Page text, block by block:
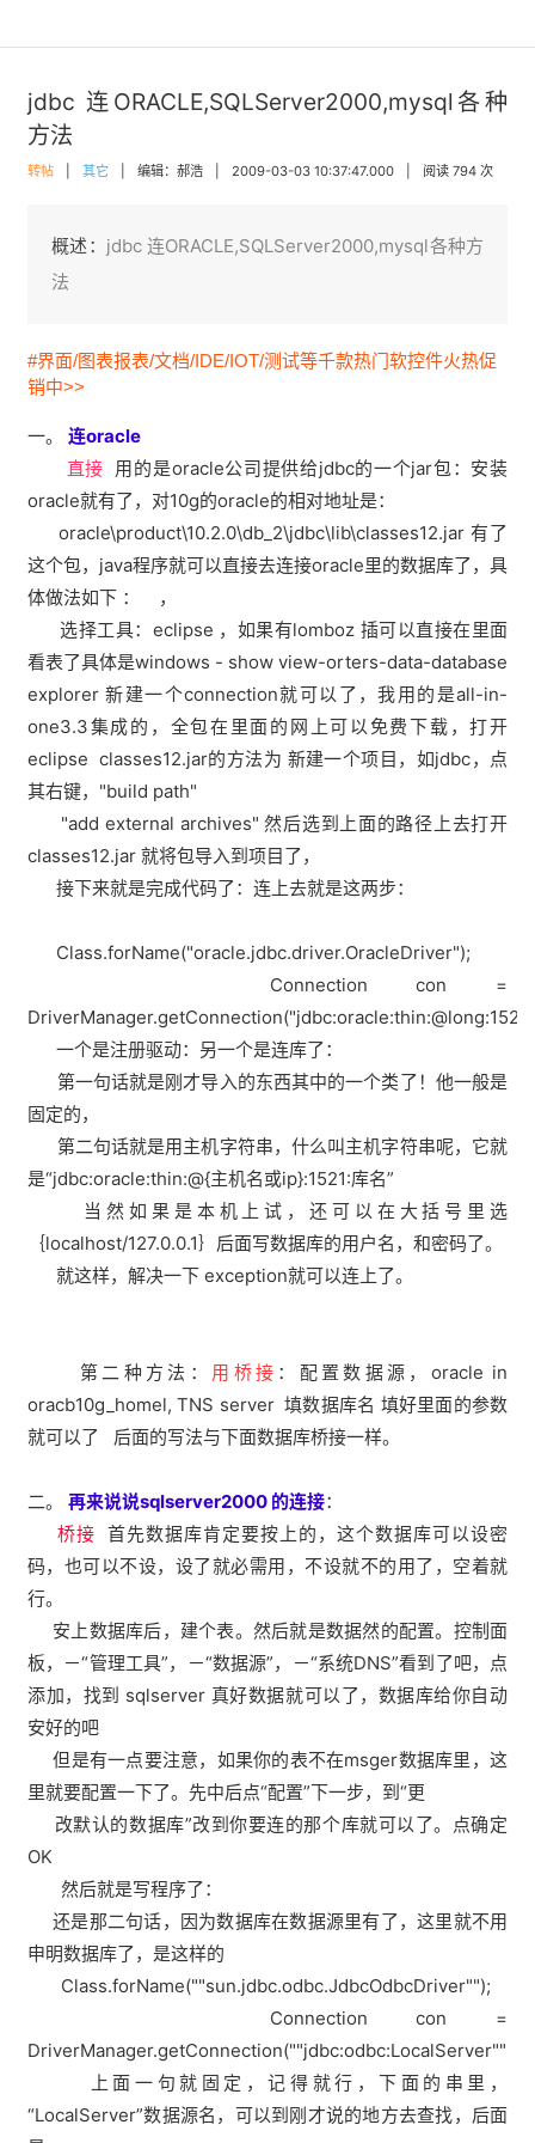
jdbc 连ORACLE,SQLServer2000,mysql各种
方法
转帖 其它 编辑：郝浩 2009-03-03 10:37:47.000 阅读 794 次
概述： jdbc 连ORACLE,SQLServer2000,mysql各种方
法
#界面/图表报表/文档/IDE/IOT/测试等千款热门软控件火热促
销中>>
一。 连oracle
直接 用的是oracle公司提供给jdbc的一个jar包：安装
oracle就有了，对10g的oracle的相对地址是：
oracle\product\10.2.0\db_2\jdbc\lib\classes12.jar 有了
这个包，java程序就可以直接去连接oracle里的数据库了，具
体做法如下 ： ，
选择工具：eclipse ，如果有lomboz 插可以直接在里面
看表了具体是windows - show view-orters-data-database
explorer 新建一个connection就可以了，我用的是all-in-
one3.3集成的，全包在里面的网上可以免费下载，打开
eclipse classes12.jar的方法为 新建一个项目，如jdbc，点
其右键，"build path"
"add external archives" 然后选到上面的路径上去打开
classes12.jar 就将包导入到项目了，
接下来就是完成代码了：连上去就是这两步：
Class.forName("oracle.jdbc.driver.OracleDriver");
Connection con =
一个是注册驱动：另一个是连库了：
第一句话就是刚才导入的东西其中的一个类了！他一般是
固定的，
第二句话就是用主机字符串，什么叫主机字符串呢，它就
是“jdbc:oracle:thin:@{主机名或ip}:1521:库名”
当然如果是本机上试，还可以在大括号里选
｛localhost/127.0.0.1｝后面写数据库的用户名，和密码了。
就这样，解决一下 exception就可以连上了。
第二种方法： 用桥接 ：配置数据源，oracle in
oracb10g_homel, TNS server 填数据库名 填好里面的参数
就可以了 后面的写法与下面数据库桥接一样。
二。 再来说说sqlserver2000 的连接：
桥接 首先数据库肯定要按上的，这个数据库可以设密
码，也可以不设，设了就必需用，不设就不的用了，空着就
行。
安上数据库后，建个表。然后就是数据然的配置。控制面
板，－“管理工具”，－“数据源”，－“系统DNS”看到了吧，点
添加，找到 sqlserver 真好数据就可以了，数据库给你自动
安好的吧
但是有一点要注意，如果你的表不在msger数据库里，这
里就要配置一下了。先中后点“配置”下一步，到“更
改默认的数据库”改到你要连的那个库就可以了。点确定
OK
然后就是写程序了：
还是那二句话，因为数据库在数据源里有了，这里就不用
申明数据库了，是这样的
Class.forName(""sun.jdbc.odbc.JdbcOdbcDriver"");
Connection con =
DriverManager.getConnection(""jdbc:odbc:LocalServer""［
上面一句就固定，记得就行，下面的串里，
“LocalServer”数据源名，可以到刚才说的地方去查找，后面